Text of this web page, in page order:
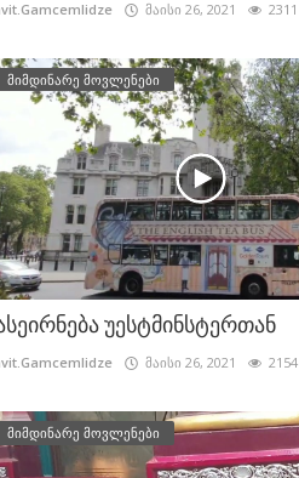
მაისი 26, 2021 2311
მიმდინარე მოვლენები
უესტმინსტერთან
მაისი 26, 2021 2154
მიმდინარე მოვლენები